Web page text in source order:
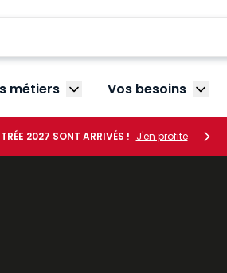
métiers Afficher le sous-menu
Vos besoins
2027 SONT ARRIVÉS ! J'en profite